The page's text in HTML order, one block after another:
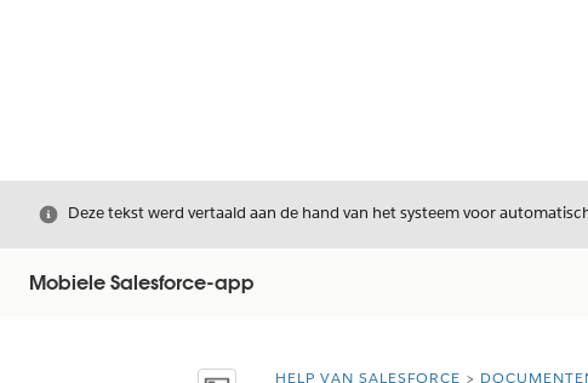
Sluiten
Deze tekst werd vertaald aan de hand van het systeem voor
Mobiele Salesforce-app
HELP VAN SALESFORCE